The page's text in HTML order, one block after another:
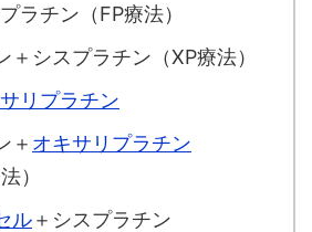
ラチン（FP療法）
＋シスプラチン（XP療法）
リプラチン
＋ オキサリプラチン
）
ル＋シスプラチン